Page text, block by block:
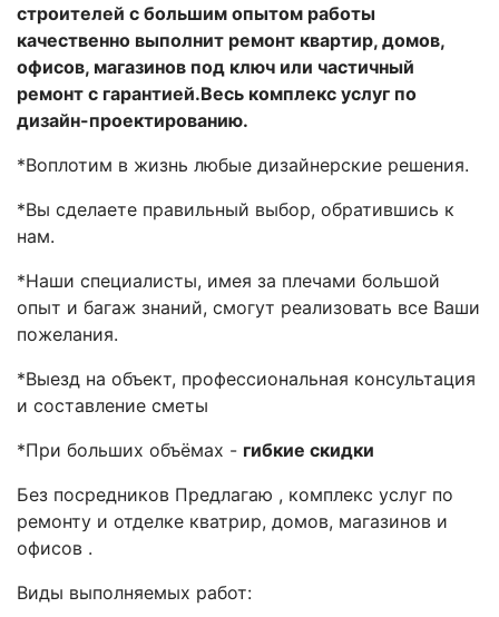
строителей с большим опытом работы
качественно выполнит ремонт квартир, домов,
офисов, магазинов под ключ или частичный
ремонт с гарантией.Весь комплекс услуг по
дизайн-проектированию.
*Воплотим в жизнь любые дизайнерские решения.
*Вы сделаете правильный выбор, обратившись к
нам.
*Наши специалисты, имея за плечами большой
опыт и багаж знаний, смогут реализовать все Ваши
пожелания.
*Выезд на объект, профессиональная консультация
и составление сметы
*При больших объёмах - гибкие скидки
Без посредников Предлагаю , комплекс услуг по
ремонту и отделке кватрир, домов, магазинов и
офисов .
Виды выполняемых работ: